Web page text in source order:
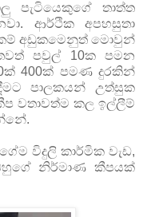
පැටියෙකුගේ තාත්ත
ආර්ථික අපහසුතා
අඩුකමෙනුත් මොවුන්
පවුල් 10ක පමන
400ක් පමණ දුරකින්
පාලකයන් උත්සුක
වතාවත්ම කල ඉල්ලීම්
විදුලි කාර්මික වැඩ,
නිර්මාණ කීපයක්